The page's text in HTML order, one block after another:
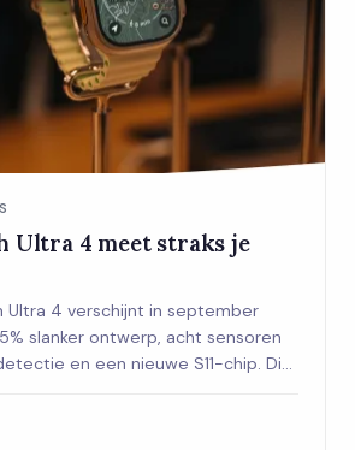
Ultra 4 meet straks je
Ultra 4 verschijnt in september
slanker ontwerp, acht sensoren
en een nieuwe S11-chip. Dit